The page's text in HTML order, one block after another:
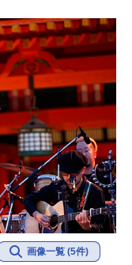
画像一覧 (5件)